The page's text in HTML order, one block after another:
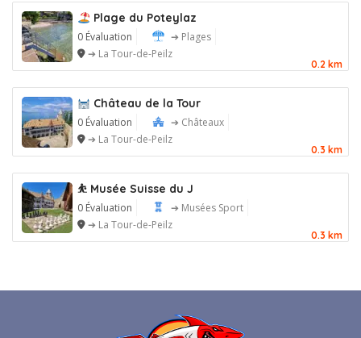
Plage du Poteylaz
0 Évaluation
➔ Plages
➔ La Tour-de-Peilz
0.2 km
Château de la Tour
0 Évaluation
➔ Châteaux
➔ La Tour-de-Peilz
0.3 km
⛹️ Musée Suisse du J
0 Évaluation
➔ Musées Sport
➔ La Tour-de-Peilz
0.3 km